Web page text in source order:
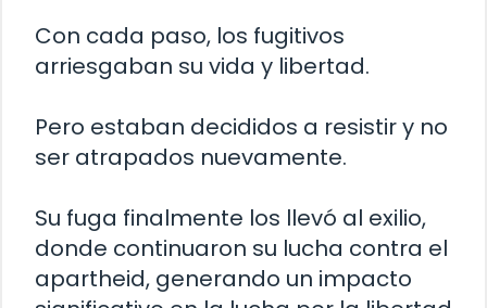
Con cada paso, los fugitivos
arriesgaban su vida y libertad.
Pero estaban decididos a resistir y no
ser atrapados nuevamente.
Su fuga finalmente los llevó al exilio,
donde continuaron su lucha contra el
apartheid, generando un impacto